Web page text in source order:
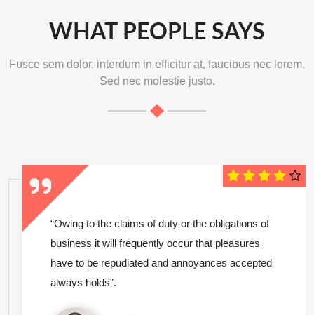
WHAT PEOPLE SAYS
Fusce sem dolor, interdum in efficitur at, faucibus nec lorem.
Sed nec molestie justo.
“Owing to the claims of duty or the obligations of
business it will frequently occur that pleasures
have to be repudiated and annoyances accepted
always holds”.